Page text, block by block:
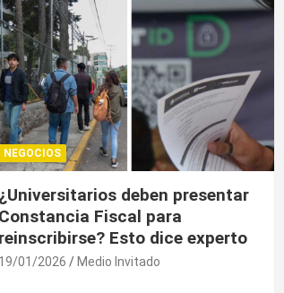
NEGOCIOS
Trump contiene el déficit
comercial de bienes, pero sin
descenso
19/01/2026 Medio Invitado